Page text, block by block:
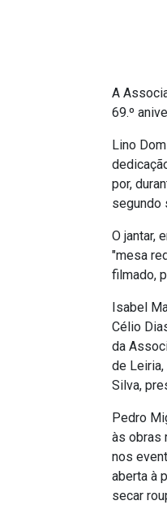
A
69.º
Lino
por,
segundo
O jantar,
"mesa
filmado,
Isabel
Célio
da
de Leiria,
Silva,
Pedro
às obras
nos
aberta à
secar